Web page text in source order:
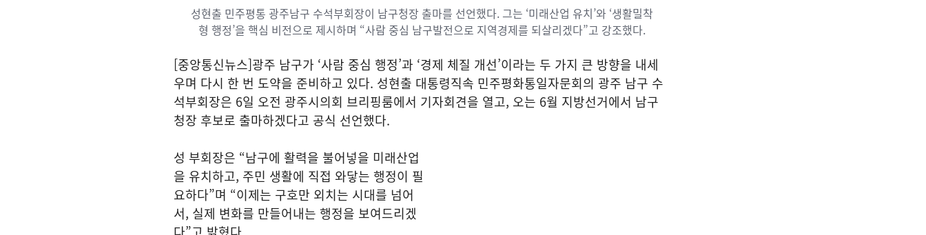
성현출 민주평통 광주남구 수석부회장이 남구청장 출마를 선언했다. 그는 ‘미래산업 유치’와 ‘생활밀착
형 행정’을 핵심 비전으로 제시하며 “사람 중심 남구발전으로 지역경제를 되살리겠다”고 강조했다.
[중앙통신뉴스]광주 남구가 ‘사람 중심 행정’과 ‘경제 체질 개선’이라는 두 가지 큰 방향을 내세
우며 다시 한 번 도약을 준비하고 있다. 성현출 대통령직속 민주평화통일자문회의 광주 남구 수
석부회장은 6일 오전 광주시의회 브리핑룸에서 기자회견을 열고, 오는 6월 지방선거에서 남구
청장 후보로 출마하겠다고 공식 선언했다.
성 부회장은 “남구에 활력을 불어넣을 미래산업
을 유치하고, 주민 생활에 직접 와닿는 행정이 필
요하다”며 “이제는 구호만 외치는 시대를 넘어
서, 실제 변화를 만들어내는 행정을 보여드리겠